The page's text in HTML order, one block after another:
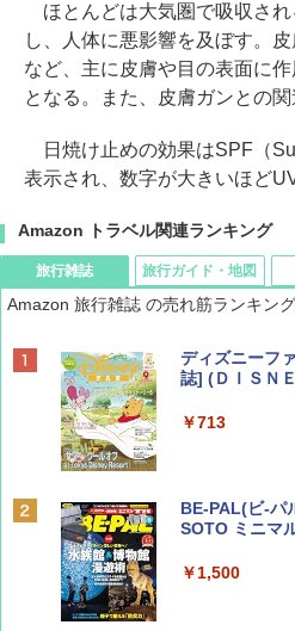
ほとんどは大気圏で吸収され
し、人体に悪影響を及ぼす。
など、主に皮膚や目の表面に
となる。また、皮膚ガンとの関
日焼け止めの効果はSPF（
表示され、数字が大きいほど
Amazon トラベル関連ランキング
旅行雑誌
Amazon 旅行雑誌 の売れ筋ランキング
ディズニーフ
誌] (ＤＩＳＮ
￥713
BE-PAL(ビ-パ
SOTO ミニマ
￥1,500
旅行ガイド・地図